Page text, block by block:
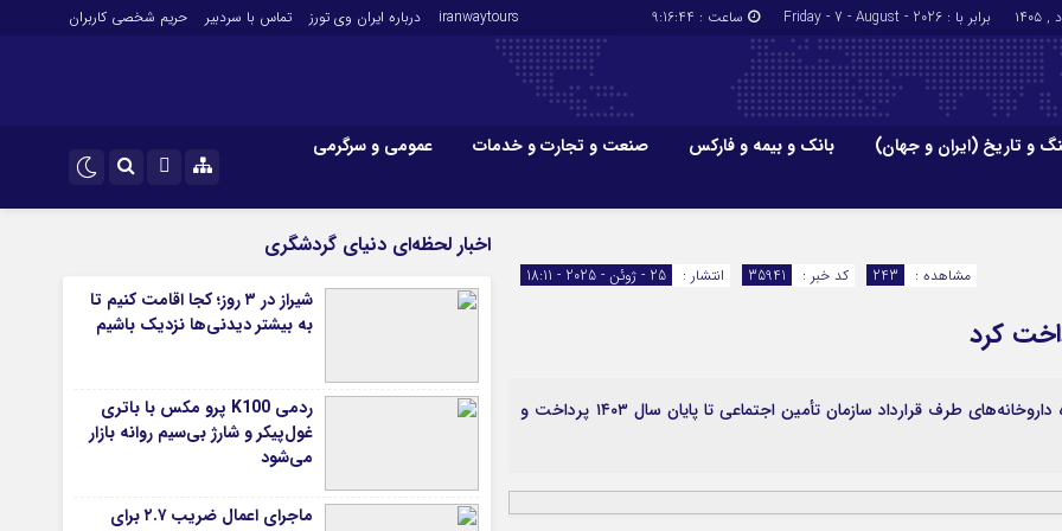
برابر با : Friday - 7 - August - 2026 ساعت : 9:16:45
iranwaytours درباره ایران وی تورز تماس با سردبیر حریم شخصی کاربران
و تاریخ (ایران و جهان) بانک و بیمه و فارکس صنعت و تجارت و خدمات
عمومی و سرگرمی
اینستاگرام
گزارش‌های خبری میراث فرهنگی
بانک و بیمه و فارکس
ارزدیجیتال
صنعت و تجارت و خدمات
اقتصاد گردشگری
خودرو
انتشار :
25 - ژوئن - 2025 - 18:11 کد خبر : 35941 مشاهده : 243
کرد
سازمان تأمین اجتماعی اعلام کرد: مطالبات رسیدگی شده داروخانه‌های طرف قرارداد سازمان تأمین اجتماعی تا پایان سال ۱۴۰۳ پرداخت و
اخبار لحظه‌ای دنیای گردشگری
شیراز در ۳ روز؛ کجا اقامت کنیم تا
به بیشتر دیدنی‌ها نزدیک باشیم
ردمی K100 پرو مکس با باتری
غول‌پیکر و شارژ بی‌سیم روانه بازار
می‌شود
ماجرای اعمال ضریب ۲.۷ برای